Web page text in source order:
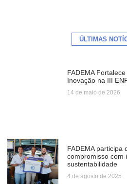
ÚLTIMAS
FADEMA
Inovação na III
14 de maio de 2026
FADEMA participa
compromisso com
sustentabilidade
4 de agosto de 2025